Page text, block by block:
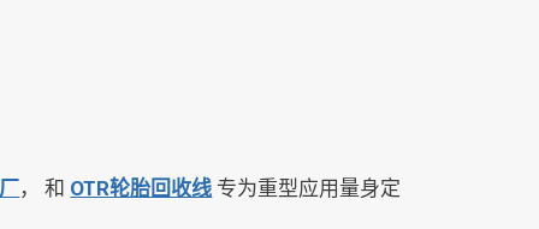
， 和 OTR轮胎回收线 专为重型应用量身定